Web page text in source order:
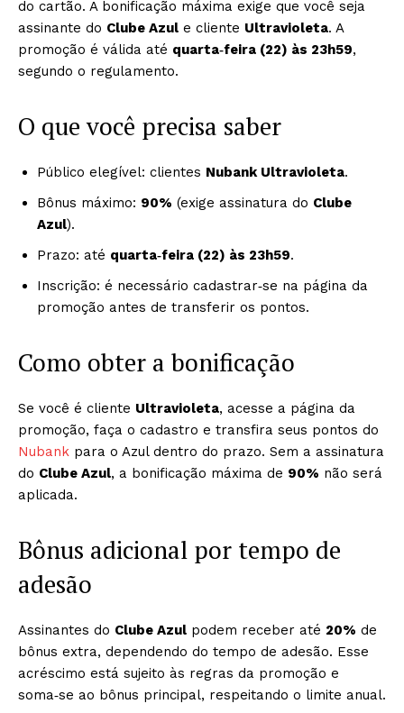
do cartão. A bonificação máxima exige que você seja
assinante do Clube Azul e cliente Ultravioleta. A
promoção é válida até quarta‑feira (22) às 23h59,
segundo o regulamento.
O que você precisa saber
Público elegível: clientes Nubank Ultravioleta.
Bônus máximo: 90% (exige assinatura do Clube
Azul).
Prazo: até quarta‑feira (22) às 23h59.
Inscrição: é necessário cadastrar‑se na página da
promoção antes de transferir os pontos.
Como obter a bonificação
Se você é cliente Ultravioleta, acesse a página da
promoção, faça o cadastro e transfira seus pontos do
Nubank para o Azul dentro do prazo. Sem a assinatura
do Clube Azul, a bonificação máxima de 90% não será
aplicada.
Bônus adicional por tempo de
adesão
Assinantes do Clube Azul podem receber até 20% de
bônus extra, dependendo do tempo de adesão. Esse
acréscimo está sujeito às regras da promoção e
soma‑se ao bônus principal, respeitando o limite anual.